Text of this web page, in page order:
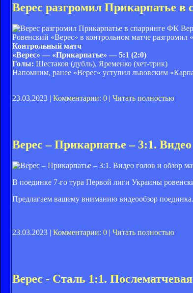
Верес разгромил Прикарпатье в
ФК
Ровенский «Верес» в контрольном матче разгромил
Контрольный матч
«Верес» — «Прикарпатье» — 5:1 (2:0)
Голы: Шестаков (дубль), Яременко (хет-трик)
Напомним, ранее «Верес» уступил львовским
23.03.2023 | Комментарии: 0 | Читать полностью
Верес – Прикарпатье – 3:1.
В поединке 7-го тура Первой лиги Украины
Предлагаем вашему вниманию видеообзор поединка.
23.03.2023 | Комментарии: 0 | Читать полностью
Верес - Сталь 1:1.